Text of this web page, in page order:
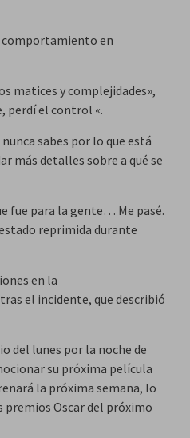
comportamiento en
matices y complejidades»,
perdí el control «.
sabes por lo que está
más detalles sobre a qué se
fue para la gente… Me pasé.
reprimida durante
en la
el incidente, que describió
del lunes por la noche de
su próxima película
la próxima semana, lo
premios Oscar del próximo